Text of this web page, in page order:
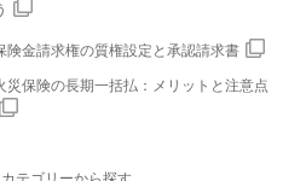
険金請求権の質権設定と承認請求書
災保険の長期一括払：メリットと注意点